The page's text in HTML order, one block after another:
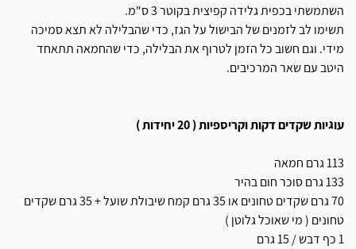
השתמשתי בכפית גלידה קפיצית בקוטר 3 ס"מ.
תשימו לב לזמנים של הבישול על הגז, כדי שהבלילה לא תצא סמיכה
מידי. וגם חשוב כל הזמן לטרוף את הבלילה, כדי שהחמאה תתאחד
היטב עם שאר המרכיבים.
עוגיות שקדים דקות וקריספיות ( 20 יחידות )
113 גרם חמאה
133 גרם סוכר חום בהיר
70 גרם שקדים טחונים או 35 גרם קמח שיבולת שועל + 35 גרם שקדים
טחונים ( מי שאוכל גלוטן )
1 כף דבש / 15 גרם